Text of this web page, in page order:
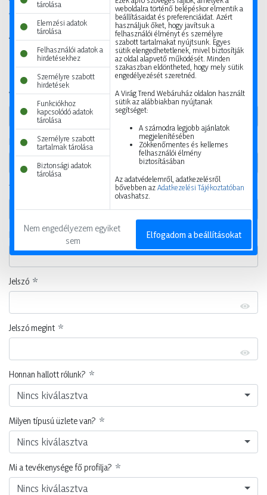
Vásárlási információ
A csillaggal jelölt mezők kitöltése kötelező.
Felhasználói adatok
Vezetéknév
Keresztnév
Telefonszám
E-mail
Jelszó
Jelszó megint
Honnan hallott rólunk?
Nincs kiválasztva
Milyen típusú üzlete van?
Nincs kiválasztva
Mi a tevékenysége fő profilja?
Nincs kiválasztva
tárolása
Elemzési adatok
tárolása
Felhasználói adatok a
hirdetésekhez
Személyre szabott
hirdetések
Funkciókhoz
kapcsolódó adatok
tárolása
Személyre szabott
tartalmak tárolása
Biztonsági adatok
tárolása
weboldalra történő belépéskor elmentik a
beállításaidat és preferenciáidat. Azért
használjuk őket, hogy javítsuk a
felhasználói élményt és személyre
szabott tartalmakat nyújtsunk. Egyes
sütik elengedhetetlenek, mivel biztosítják
az oldal alapvető működését. Minden
szakaszban eldöntheted, hogy mely sütik
engedélyezését szeretnéd.
A Virág Trend Webáruház oldalon használt
sütik az alábbiakban nyújtanak
segítséget:
A számodra legjobb ajánlatok
megjelenítésében
Zökkenőmentes és kellemes
felhasználói élmény
biztosításában
Az adatvédelemről, adatkezelésről
bővebben azAdatkezelési Tájékoztatóban
olvashatsz.
Nem engedélyezem egyiket
sem
Elfogadom a beállításokat